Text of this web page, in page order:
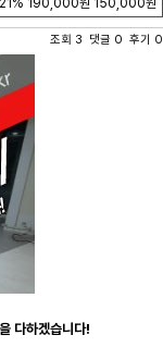
21% 190,000원 150,000원
조회 3 댓글 0 후기 0
다하겠습니다!